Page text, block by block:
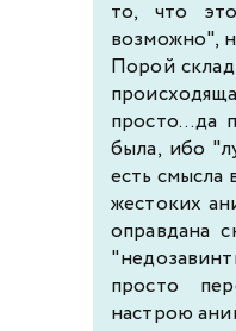
то, что
возможно",
Порой
просто...да
была, ибо
есть смысла
жестоких
оправдана
просто
настрою